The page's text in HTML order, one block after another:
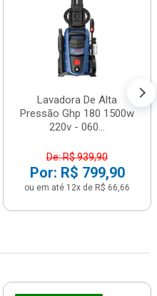
Lavadora De Alta
Pressão Ghp 180 1500w
220v - 060...
De: R$ 939,90
Por: R$ 799,90
ou em até 12x de R$ 66,66